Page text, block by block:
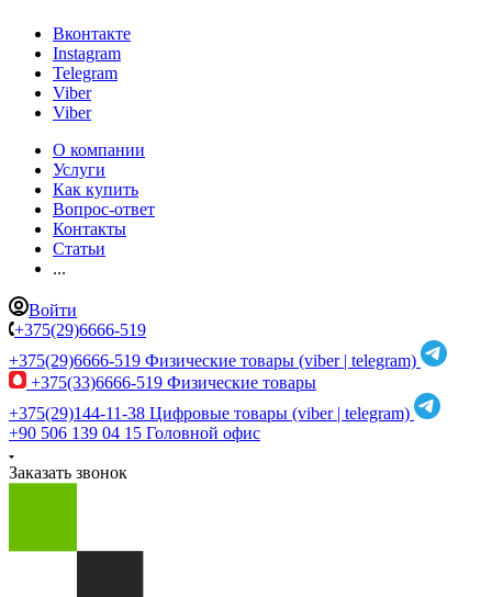
Вконтакте
Instagram
Telegram
Viber
Viber
О компании
Услуги
Как купить
Вопрос-ответ
Контакты
Статьи
...
Войти
+375(29)6666-519
+375(29)6666-519 Физические товары (viber | telegram)
+375(33)6666-519 Физические товары
+375(29)144-11-38 Цифровые товары (viber | telegram)
+90 506 139 04 15 Головной офис
Заказать звонок